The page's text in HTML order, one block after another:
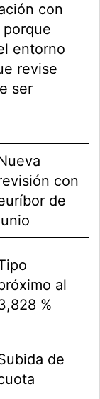
con
entorno
revise
ser
con
de
al
%
de